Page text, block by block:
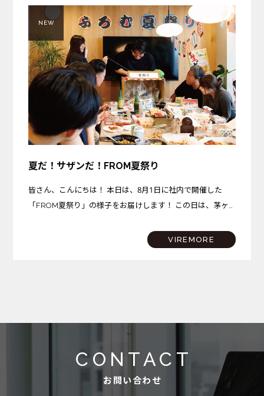
NEW
夏だ！サザンだ！FROM夏祭り
皆さん、こんにちは！ 本日は、8月1日に社内で開催した
「FROM夏祭り」の様子をお届けします！ この日は、茅ヶ
ンビーチちがさきでは花火大会も開催されるという、まさに
VIREMORE
CONTACT
お問い合わせ